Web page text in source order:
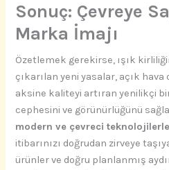
Sonuç: Çevreye
Marka İmajı
Özetlemek gerekirse, ışık
çıkarılan yeni yasalar, açık
aksine kaliteyi artıran yenilikçi
cephesini ve görünürlüğünü
modern ve çevreci teknolojilerle
itibarınızı doğrudan zirveye
ürünler ve doğru planlanmış